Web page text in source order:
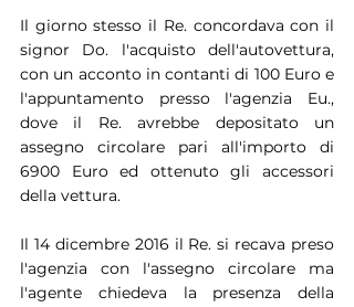
Il giorno stesso il Re. concordava con il
signor Do. l'acquisto dell'autovettura,
con un acconto in contanti di 100 Euro e
l'appuntamento presso l'agenzia Eu.,
dove il Re. avrebbe depositato un
assegno circolare pari all'importo di
6900 Euro ed ottenuto gli accessori
della vettura.
Il 14 dicembre 2016 il Re. si recava preso
l'agenzia con l'assegno circolare ma
l'agente chiedeva la presenza della